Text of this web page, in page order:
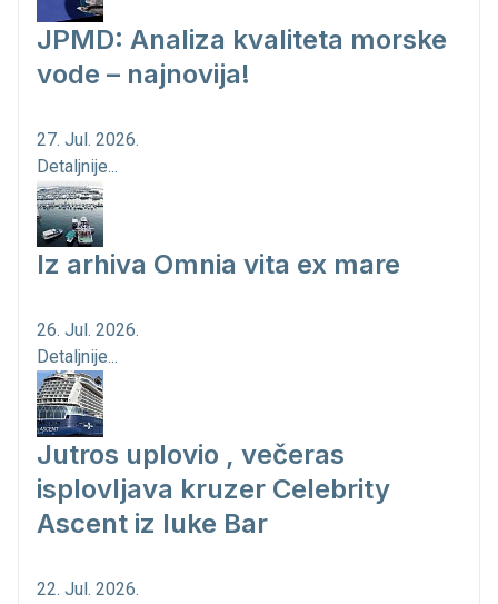
JPMD: Analiza kvaliteta morske
vode – najnovija!
27. Jul. 2026.
Detaljnije...
Iz arhiva Omnia vita ex mare
26. Jul. 2026.
Detaljnije...
Jutros uplovio , večeras
isplovljava kruzer Celebrity
Ascent iz luke Bar
22. Jul. 2026.